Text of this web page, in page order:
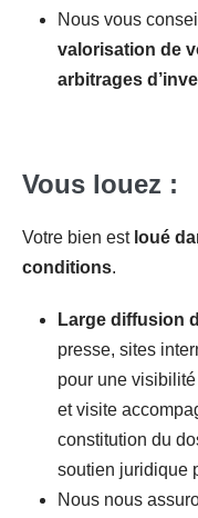
Nous vous
valorisation de
arbitrages
Vous louez :
Votre bien est loué
conditions.
Large diffusion
presse, sites
pour une
et visite
constitution du
soutien juridique
Nous nous